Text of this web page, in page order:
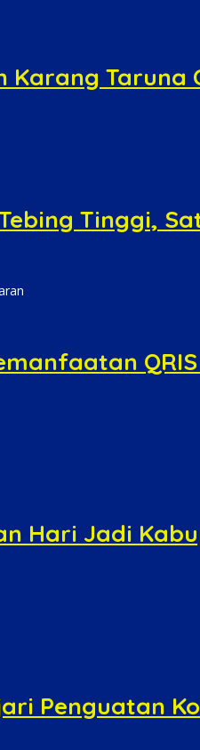
Taruna
Tinggi,
Hari Jadi
Penguatan